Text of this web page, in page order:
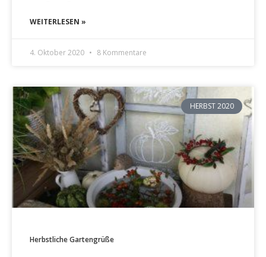
WEITERLESEN »
4. Oktober 2020 8 Kommentare
HERBST 2020
Herbstliche Gartengrüße